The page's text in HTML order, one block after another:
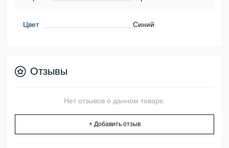
Цвет Синий
Отзывы
Нет отзывов о данном товаре.
+ Добавить отзыв